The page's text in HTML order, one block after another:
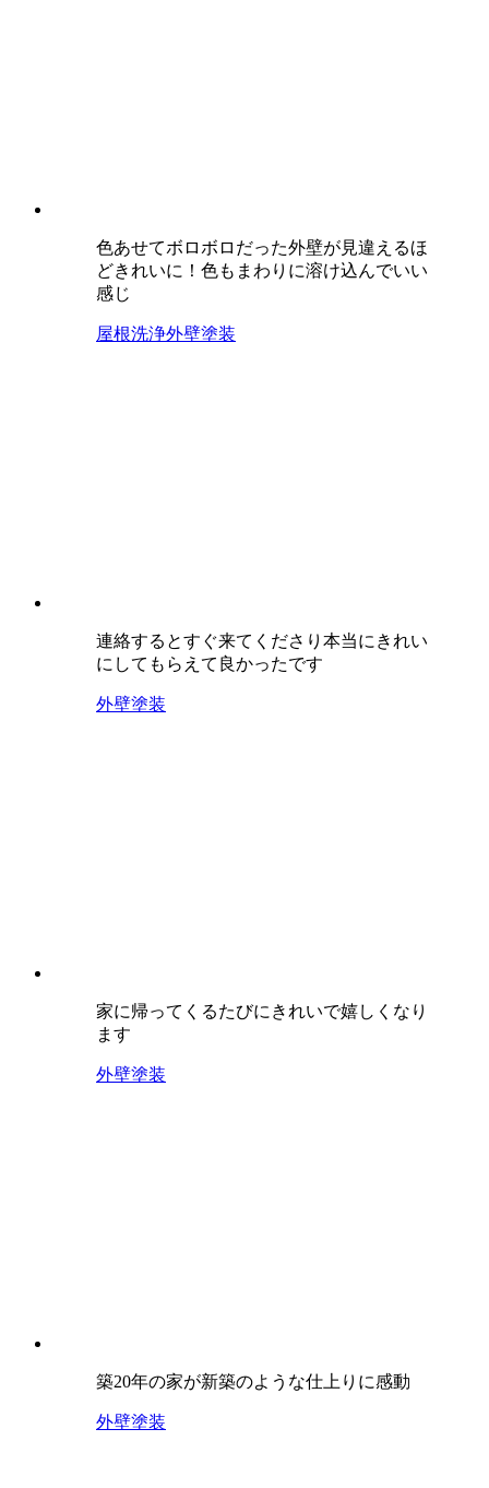
色あせてボロボロだった外壁が見違えるほ
どきれいに！色もまわりに溶け込んでいい
感じ
屋根洗浄外壁塗装
連絡するとすぐ来てくださり本当にきれい
にしてもらえて良かったです
外壁塗装
家に帰ってくるたびにきれいで嬉しくなり
ます
外壁塗装
築20年の家が新築のような仕上りに感動
外壁塗装